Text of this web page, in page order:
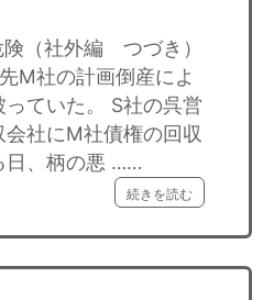
（社外編 つづき）
M社の計画倒産によ
ていた。 S社の呉営
社にM社債権の回収
日、柄の悪 ……
続きを読む